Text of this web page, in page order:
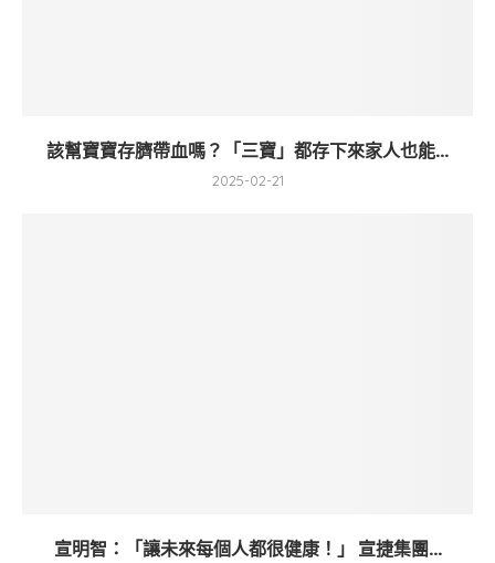
該幫寶寶存臍帶血嗎？「三寶」都存下來家人也能...
2025-02-21
宣明智：「讓未來每個人都很健康！」 宣捷集團...